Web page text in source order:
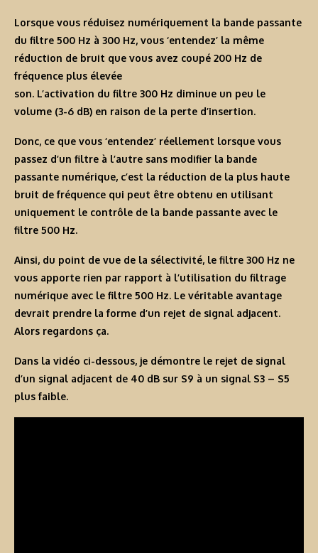
Lorsque vous réduisez numériquement la bande passante
du filtre 500 Hz à 300 Hz, vous ‘entendez’ la même
réduction de bruit que vous avez coupé 200 Hz de
fréquence plus élevée
son. L’activation du filtre 300 Hz diminue un peu le
volume (3-6 dB) en raison de la perte d’insertion.
Donc, ce que vous ‘entendez’ réellement lorsque vous
passez d’un filtre à l’autre sans modifier la bande
passante numérique, c’est la réduction de la plus haute
bruit de fréquence qui peut être obtenu en utilisant
uniquement le contrôle de la bande passante avec le
filtre 500 Hz.
Ainsi, du point de vue de la sélectivité, le filtre 300 Hz ne
vous apporte rien par rapport à l’utilisation du filtrage
numérique avec le filtre 500 Hz. Le véritable avantage
devrait prendre la forme d’un rejet de signal adjacent.
Alors regardons ça.
Dans la vidéo ci-dessous, je démontre le rejet de signal
d’un signal adjacent de 40 dB sur S9 à un signal S3 – S5
plus faible.